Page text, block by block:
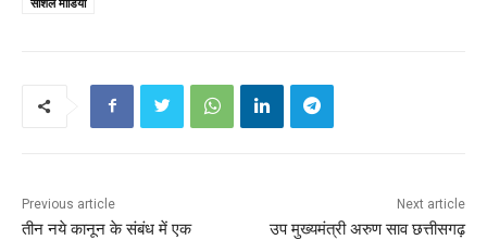
Previous article
तीन नये कानून के संबंध में एक
Next article
उप मुख्यमंत्री अरुण साव छत्तीसगढ़